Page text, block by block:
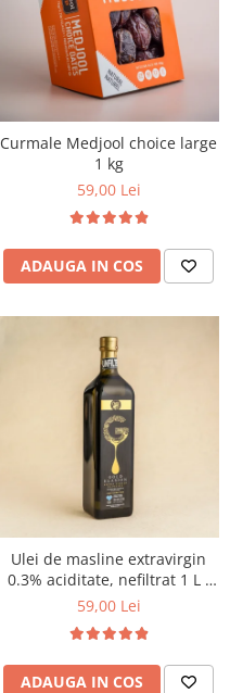
Curmale Medjool choice large
1 kg
59,00 Lei
ADAUGA IN COS
Ulei de masline extravirgin
0.3% aciditate, nefiltrat 1 L -
presat la rece
59,00 Lei
ADAUGA IN COS